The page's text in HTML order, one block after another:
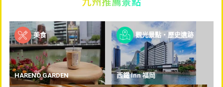
美食
HARENO GARDEN
觀光景點・歷史遺跡
西鐵 Inn 福岡